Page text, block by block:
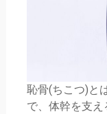
恥骨(ちこつ)と
で、体幹を支